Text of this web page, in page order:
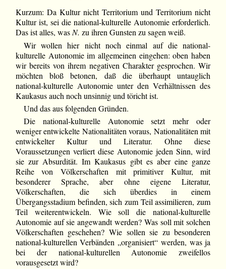
Kurzum: Da Kultur nicht Territorium und Territorium nicht
Kultur ist, sei die national-kulturelle Autonomie erforderlich.
Das ist alles, wasN. zu ihren Gunsten zu sagen weiß.
Wir wollen hier nicht noch einmal auf die national-
kulturelle Autonomie im allgemeinen eingehen: oben haben
wir bereits von ihrem negativen Charakter gesprochen. Wir
möchten bloß betonen, daß die überhaupt untauglich
national-kulturelle Autonomie unter den Verhältnissen des
Kaukasus auch noch unsinnig und töricht ist.
Und das aus folgenden Gründen.
Die national-kulturelle Autonomie setzt mehr oder
weniger entwickelte Nationalitäten voraus, Nationalitäten mit
entwickelter Kultur und Literatur. Ohne diese
Voraussetzungen verliert diese Autonomie jeden Sinn, wird
sie zur Absurdität. Im Kaukasus gibt es aber eine ganze
Reihe von Völkerschaften mit primitiver Kultur, mit
besonderer Sprache, aber ohne eigene Literatur,
Völkerschaften, die sich überdies in einem
Übergangsstadium befinden, sich zum Teil assimilieren, zum
Teil weiterentwickeln. Wie soll die national-kulturelle
Autonomie auf sie angewandt werden? Was soll mit solchen
Völkerschaften geschehen? Wie sollen sie zu besonderen
national-kulturellen Verbänden „organisiert“ werden, was ja
bei der national-kulturellen Autonomie zweifellos
vorausgesetzt wird?